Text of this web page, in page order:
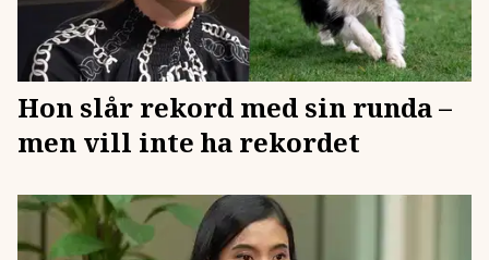
Hon slår rekord med sin runda –
men vill inte ha rekordet